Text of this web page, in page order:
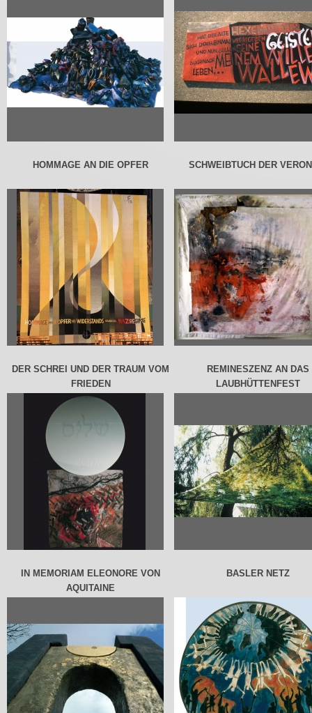
HOMMAGE AN DIE OPFER SCHWEIBTUCH DER
DER SCHREI UND DER TRAUM VOM
FRIEDEN
REMINESZENZ AN DAS
LAUBHÜTTENFEST
IN MEMORIAM ELEONORE VON
AQUITAINE
BASLER NETZ